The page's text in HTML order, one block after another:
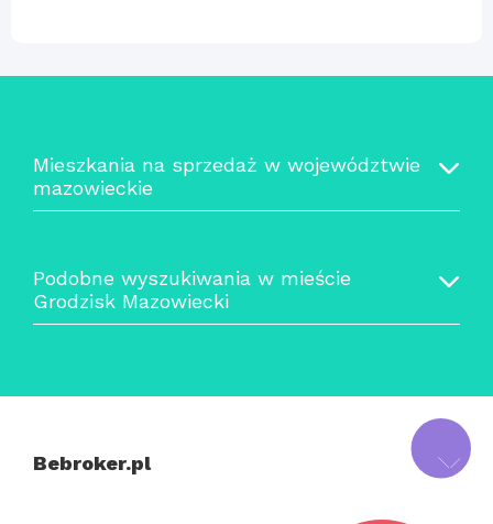
Mieszkania na sprzedaż w województwie
mazowieckie
Podobne wyszukiwania w mieście
Grodzisk Mazowiecki
Bebroker.pl